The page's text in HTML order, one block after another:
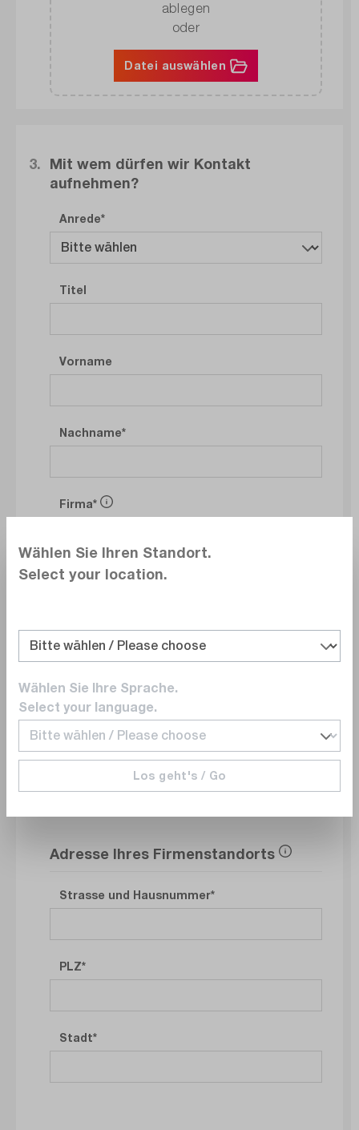
ablegen
oder
Datei auswählen
Mit wem dürfen wir Kontakt
aufnehmen?
3.
Anrede
Titel
Vorname
Nachname
Firma
Abteilung
Telefonnummer
Adresse Ihres Firmenstandorts
Strasse und Hausnummer
PLZ
Stadt
Wählen Sie Ihren Standort.
Select your location.
Wählen Sie Ihre Sprache.
Select your language.
Los geht's / Go